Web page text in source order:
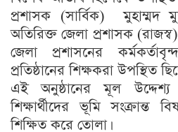
প্রশাসক (সার্বিক) মুহাম্মদ
অতিরিক্ত জেলা প্রশাসক
জেলা প্রশাসনের
প্রতিষ্ঠানের শিক্ষকরা উপস্থিত
এই অনুষ্ঠানের মূল উদ্দেশ্য
শিক্ষার্থীদের ভূমি
শিক্ষিত করে তোলা।